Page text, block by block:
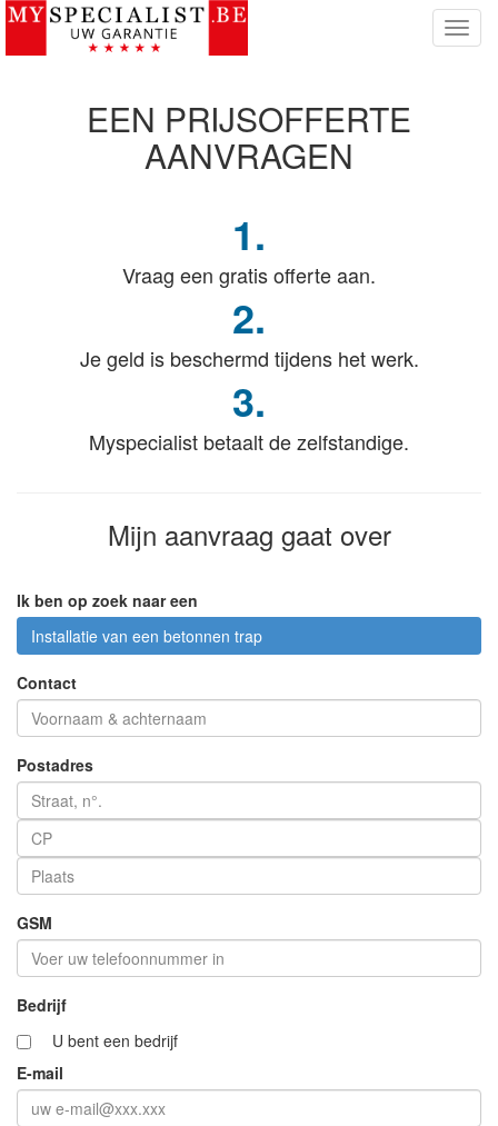
T
o
EEN PRIJSOFFERTE
AANVRAGEN
1.
Vraag een gratis offerte aan.
2.
Je geld is beschermd tijdens het werk.
3.
Myspecialist betaalt de zelfstandige.
Mijn aanvraag gaat over
Ik ben op zoek naar een
Installatie van een betonnen trap
Contact
Postadres
GSM
Bedrijf
U bent een bedrijf
E-mail